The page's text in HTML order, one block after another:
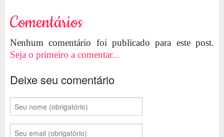
Comentários
Nenhum comentário foi publicado para este post.
Seja o primeiro a comentar...
Deixe seu comentário